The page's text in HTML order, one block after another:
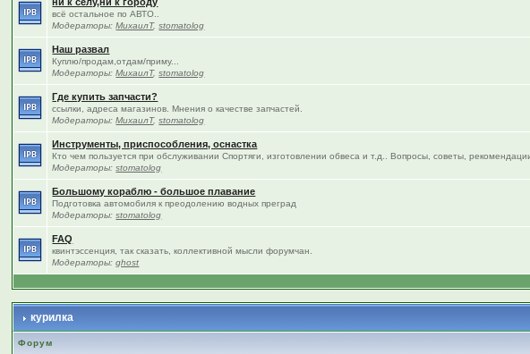
всё остальное по АВТО..
Модераторы:МихаилТ,stomatolog
Наш развал
Куплю/продам,отдам/приму...
Модераторы:МихаилТ,stomatolog
Где купить запчасти?
ссылки, адреса магазинов. Мнения о качестве запчастей.
Модераторы:МихаилТ,stomatolog
Инструменты, приспособления, оснастка
Кто чем пользуется при обслуживании Спортяги, изготовлении обвеса и т.д.. Вопросы, советы,
Модераторы:stomatolog
Большому кораблю - большое плавание
Подготовка автомобиля к преодолению водных преград
Модераторы:stomatolog
FAQ
квинтэссенция, так сказать, коллективной мысли форумчан.
Модераторы:ghost
курилка
Форум